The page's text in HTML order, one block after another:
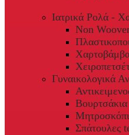
Ιατρικά Ρολά -
Non
Γυναικολογικά
Σπάτουλες